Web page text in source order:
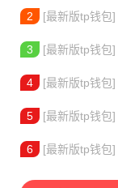
2 [最新版tp钱包]
3 [最新版tp钱包]
4 [最新版tp钱包]
5 [最新版tp钱包]
6 [最新版tp钱包]